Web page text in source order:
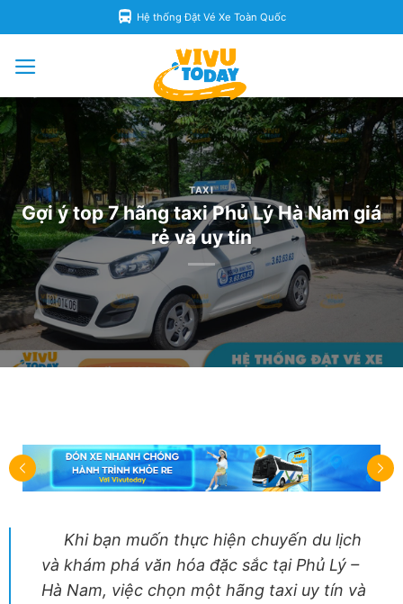
to
Hệ thống Đặt Vé Xe Toàn Quốc
TAXI
Gợi ý top 7 hãng taxi Phủ Lý Hà Nam giá
rẻ và uy tín
Khi bạn muốn thực hiện chuyến du lịch
và khám phá văn hóa đặc sắc tại Phủ Lý –
Hà Nam, việc chọn một hãng taxi uy tín và